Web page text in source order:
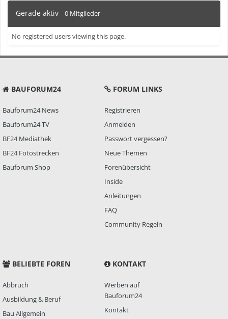
Gerade aktiv 0 Mitglieder
No registered users viewing this page.
BAUFORUM24
Bauforum24 News
Bauforum24 TV
BF24 Mediathek
BF24 Fotostrecken
Bauforum Shop
FORUM LINKS
Registrieren
Anmelden
Passwort vergessen?
Neue Themen
Forenübersicht
Inside
Anleitungen
FAQ
Community Regeln
BELIEBTE FOREN
Abbruch
Ausbildung & Beruf
Bau Allgemein
KONTAKT
Werben auf
Bauforum24
Kontakt